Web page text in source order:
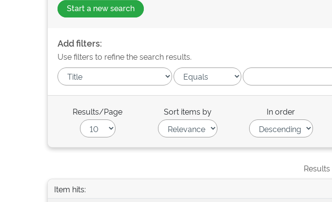
Start a new search
Add filters:
Use filters to refine the search results.
Results/Page Sort items by In order
Item hits: